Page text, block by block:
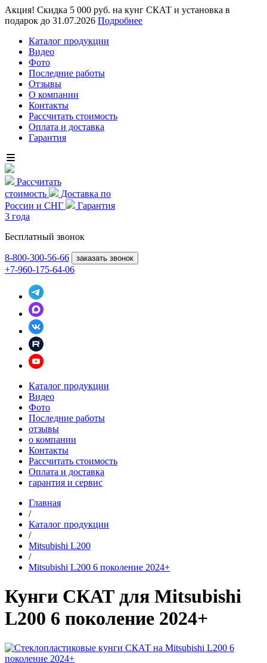
Акция! Скидка 5 000 руб. на кунг СКАТ и установка в
подарок до 31.07.2026 Подробнее
Каталог продукции
Видео
Фото
Последние работы
Отзывы
О компании
Контакты
Рассчитать стоимость
Оплата и доставка
Гарантия
Рассчитать
стоимость
Доставка по
России и СНГ
Гарантия
3 года
Бесплатный звонок
8-800-300-56-66 заказать звонок
+7-960-175-64-06
Каталог продукции
Видео
Фото
Последние работы
отзывы
о компании
Контакты
Рассчитать стоимость
Оплата и доставка
гарантия и сервис
Главная
/
Каталог продукции
/
Mitsubishi L200
/
Mitsubishi L200 6 поколение 2024+
Кунги СКАТ для Mitsubishi
L200 6 поколение 2024+